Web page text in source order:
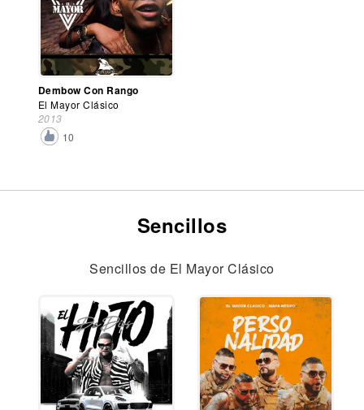
Dembow Con Rango
El Mayor Clásico
2013
10
Sencillos
Sencillos de El Mayor Clásico